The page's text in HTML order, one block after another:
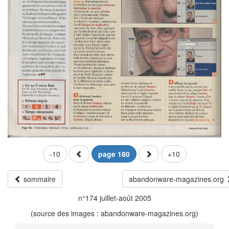
-10 page 180 +10
sommaire
abandonware-magazines.org
n°174 juillet-août 2005
(source des images : abandonware-magazines.org)